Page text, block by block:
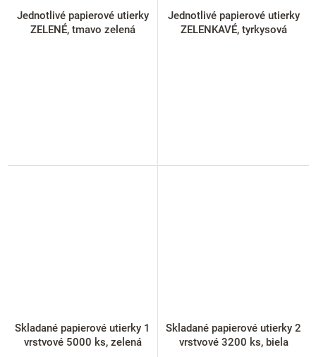
Jednotlivé papierové utierky
ZELENÉ, tmavo zelená
Jednotlivé papierové utierky
ZELENKAVÉ, tyrkysová
Skladané papierové utierky 1
vrstvové 5000 ks, zelená
Skladané papierové utierky 2
vrstvové 3200 ks, biela